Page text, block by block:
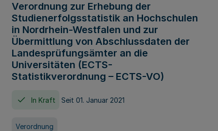
Verordnung zur Erhebung der
Studienerfolgsstatistik an Hochschulen
in Nordrhein-Westfalen und zur
Übermittlung von Abschlussdaten der
Landesprüfungsämter an die
Universitäten (ECTS-
Statistikverordnung – ECTS-VO)
In Kraft Seit 01. Januar 2021
Verordnung